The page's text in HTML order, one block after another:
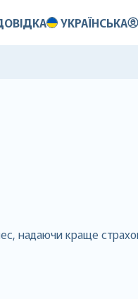
УКРАЇНСЬКА
надаючи краще